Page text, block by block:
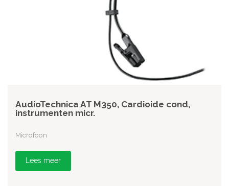
AudioTechnica AT M350, Cardioide cond,
instrumenten micr.
Microfoon
Lees meer